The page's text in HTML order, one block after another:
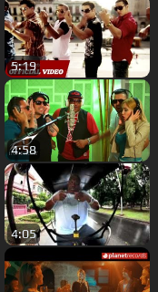
5:19
4:58
4:05